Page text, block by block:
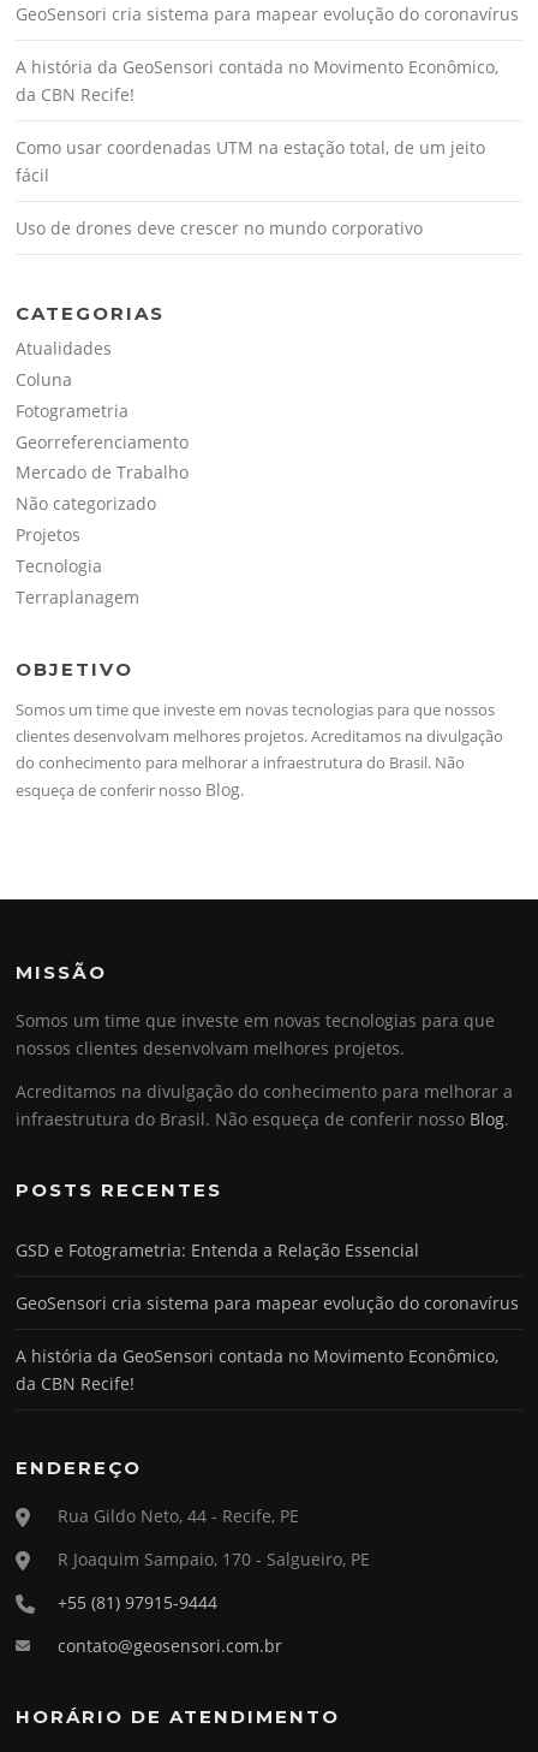
GeoSensori cria sistema para mapear evolução do coronavírus
A história da GeoSensori contada no Movimento Econômico,
da CBN Recife!
Como usar coordenadas UTM na estação total, de um jeito
fácil
Uso de drones deve crescer no mundo corporativo
CATEGORIAS
Atualidades
Coluna
Fotogrametria
Georreferenciamento
Mercado de Trabalho
Não categorizado
Projetos
Tecnologia
Terraplanagem
OBJETIVO
Somos um time que investe em novas tecnologias para que nossos
clientes desenvolvam melhores projetos. Acreditamos na divulgação
do conhecimento para melhorar a infraestrutura do Brasil. Não
esqueça de conferir nosso Blog.
MISSÃO
Somos um time que investe em novas tecnologias para que
nossos clientes desenvolvam melhores projetos.
Acreditamos na divulgação do conhecimento para melhorar a
infraestrutura do Brasil. Não esqueça de conferir nosso Blog.
POSTS RECENTES
GSD e Fotogrametria: Entenda a Relação Essencial
GeoSensori cria sistema para mapear evolução do coronavírus
A história da GeoSensori contada no Movimento Econômico,
da CBN Recife!
ENDEREÇO
Rua Gildo Neto, 44 - Recife, PE
R Joaquim Sampaio, 170 - Salgueiro, PE
+55 (81) 97915-9444
contato@geosensori.com.br
HORÁRIO DE ATENDIMENTO